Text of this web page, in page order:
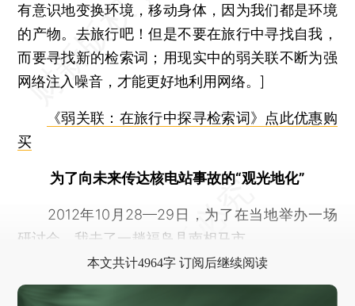
有意识地变换环境，移动身体，因为我们都是环境
的产物。去旅行吧！但是不要在旅行中寻找自我，
而要寻找新的检索词；用现实中的弱关联不断为强
网络注入噪音，才能更好地利用网络。]
《弱关联：在旅行中探寻检索词》点此优惠购
买
为了向未来传达核电站事故的“观光地化”
2012年10月28—29日，为了在当地举办一场
研讨会，我去了一趟福岛县南相马市。
本文共计4964字 订阅后继续阅读